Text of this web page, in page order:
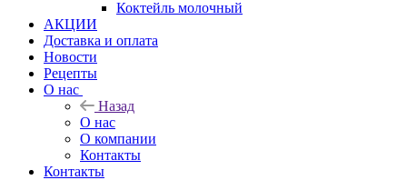
Коктейль молочный
АКЦИИ
Доставка и оплата
Новости
Рецепты
О нас
Назад
О нас
О компании
Контакты
Контакты